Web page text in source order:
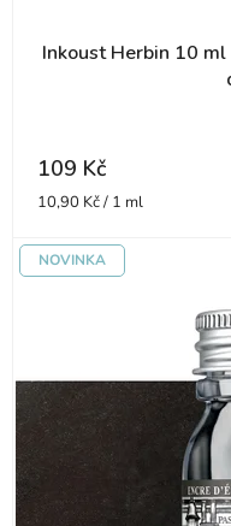
Inkoust Herbin 10
109 Kč
Měrná
10,90 Kč / 1 ml
NOVINKA